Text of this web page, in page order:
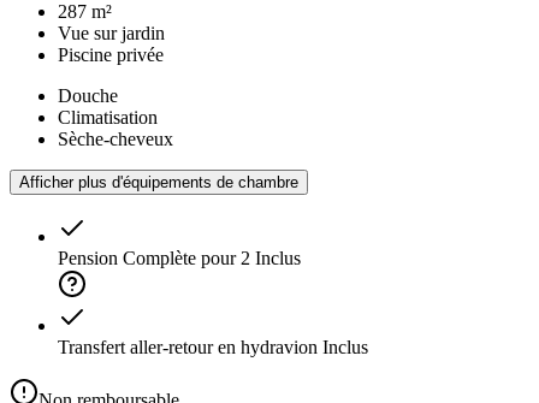
287 m²
Vue sur jardin
Piscine privée
Douche
Climatisation
Sèche-cheveux
Afficher plus d'équipements de chambre
Pension Complète pour 2 Inclus
Transfert aller-retour en hydravion Inclus